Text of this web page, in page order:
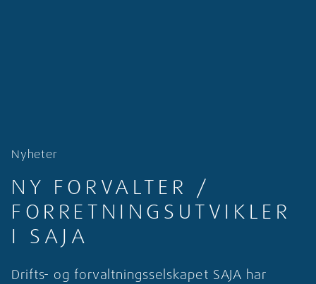
Nyheter
NY FORVALTER /
FORRETNINGSUTVIKLER
I SAJA
Drifts- og forvaltningsselskapet SAJA har